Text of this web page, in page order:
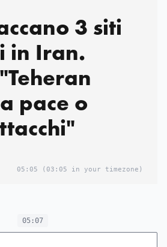
3 siti
in Iran.
pace o
05:05 (03:05 in your timezone)
05:07